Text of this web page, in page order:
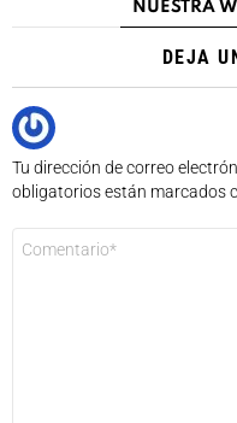
NUESTRA
DEJA
Tu dirección de correo
obligatorios están marcados